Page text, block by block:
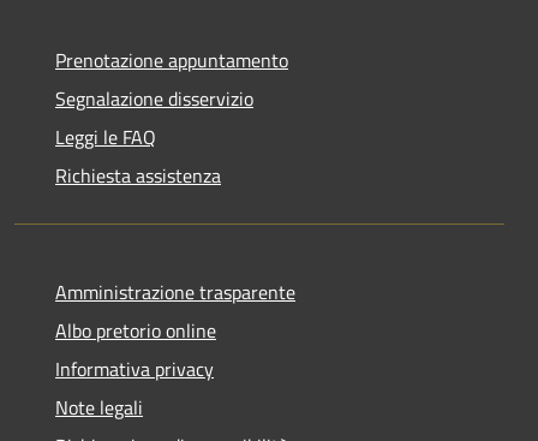
Prenotazione appuntamento
Segnalazione disservizio
Leggi le FAQ
Richiesta assistenza
Amministrazione trasparente
Albo pretorio online
Informativa privacy
Note legali